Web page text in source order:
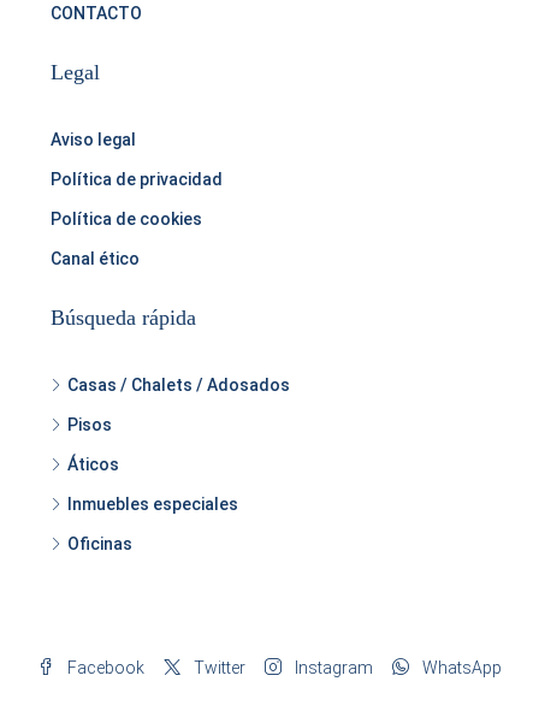
CONTACTO
Legal
Aviso legal
Política de privacidad
Política de cookies
Canal ético
Búsqueda rápida
Casas / Chalets / Adosados
Pisos
Áticos
Inmuebles especiales
Oficinas
Facebook Twitter Instagram WhatsApp